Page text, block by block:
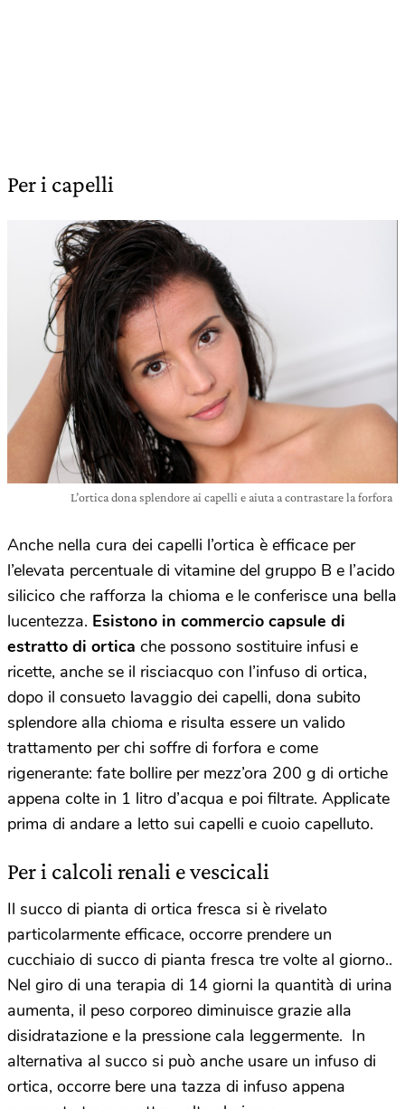
Per i capelli
L’ortica dona splendore ai capelli e aiuta a contrastare la forfora
Anche nella cura dei capelli l’ortica è efficace per
l’elevata percentuale di vitamine del gruppo B e l’acido
silicico che rafforza la chioma e le conferisce una bella
lucentezza. Esistono in commercio capsule di
estratto di ortica che possono sostituire infusi e
ricette, anche se il risciacquo con l’infuso di ortica,
dopo il consueto lavaggio dei capelli, dona subito
splendore alla chioma e risulta essere un valido
trattamento per chi soffre di forfora e come
rigenerante: fate bollire per mezz’ora 200 g di ortiche
appena colte in 1 litro d’acqua e poi filtrate. Applicate
prima di andare a letto sui capelli e cuoio capelluto.
Per i calcoli renali e vescicali
Il succo di pianta di ortica fresca si è rivelato
particolarmente efficace, occorre prendere un
cucchiaio di succo di pianta fresca tre volte al giorno..
Nel giro di una terapia di 14 giorni la quantità di urina
aumenta, il peso corporeo diminuisce grazie alla
disidratazione e la pressione cala leggermente. In
alternativa al succo si può anche usare un infuso di
ortica, occorre bere una tazza di infuso appena